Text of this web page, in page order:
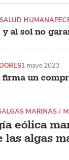
al sol no
HUMANA
firma un
1 mayo 2023
eólica
las algas
ALGAS MARINAS /